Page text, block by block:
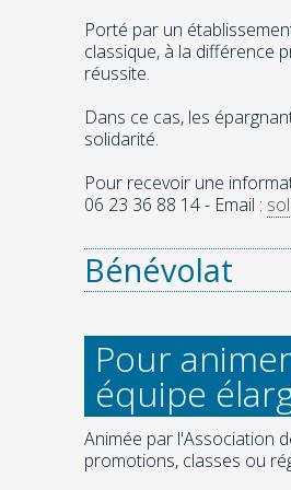
Porté par un
classique, à la différence
réussite.
Dans ce cas, les
solidarité.
Pour recevoir une
06 23 36 88 14 - Email :
Bénévolat
Pour
équipe
Animée par l'Association
promotions, classes ou